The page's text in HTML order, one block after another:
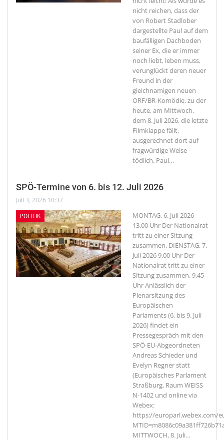
nicht reichen, dass der
von Robert Stadlober
dargestellte Paul auf dem
baufälligen Dachboden
seiner Ex, die er immer
noch liebt, leben muss,
verunglückt deren neuer
Freund in der
gleichnamigen neuen
ORF/BR-Komödie, zu der
heute, am Mittwoch,
dem 8. Juli 2026, die letzte
Filmklappe fällt,
ausgerechnet dort auf
fragwürdige Weise
tödlich. Paul…
SPÖ-Termine von 6. bis 12. Juli 2026
Juli 3, 2026 10:37
POLITIK
MONTAG, 6. Juli 2026
13.00 Uhr Der Nationalrat
tritt zu einer Sitzung
zusammen. DIENSTAG, 7.
Juli 2026 9.00 Uhr Der
Nationalrat tritt zu einer
Sitzung zusammen. 9.45
Uhr Anlässlich der
Plenarsitzung des
Europäischen
Parlaments (6. bis 9. Juli
2026) findet ein
Pressegespräch mit den
SPÖ-EU-Abgeordneten
Andreas Schieder und
Evelyn Regner statt
(Europäisches Parlament
Straßburg, Raum WEISS
N-1402 und online via
Webex:
https://europarl.webex.com/
MITTWOCH, 8. Juli…